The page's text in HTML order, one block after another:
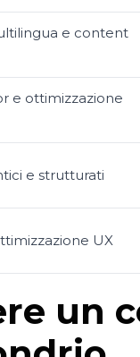
e content
e ottimizzazione
e strutturati
UX
un